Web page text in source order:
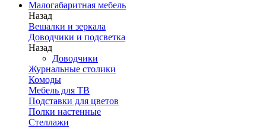
Малогабаритная мебель
Назад
Вешалки и зеркала
Доводчики и подсветка
Назад
Доводчики
Журнальные столики
Комоды
Мебель для ТВ
Подставки для цветов
Полки настенные
Стеллажи